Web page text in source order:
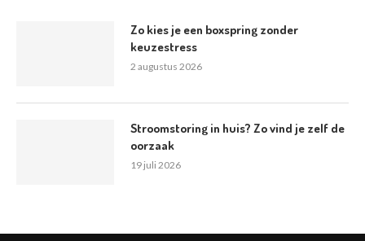
Zo kies je een boxspring zonder
keuzestress
2 augustus 2026
Stroomstoring in huis? Zo vind je zelf de
oorzaak
19 juli 2026